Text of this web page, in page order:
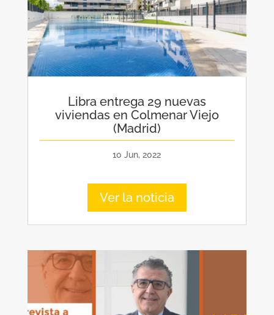
Libra entrega 29 nuevas
viviendas en Colmenar Viejo
(Madrid)
10 Jun, 2022
Ver la noticia